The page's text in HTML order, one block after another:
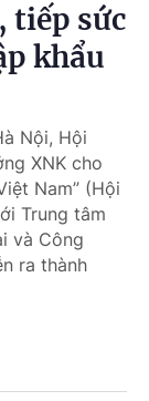
tiếp sức
khẩu
Nội, Hội
XNK cho
Nam” (Hội
Trung tâm
và Công
ra thành